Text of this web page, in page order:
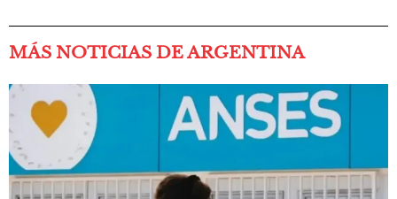
MÁS NOTICIAS DE ARGENTINA